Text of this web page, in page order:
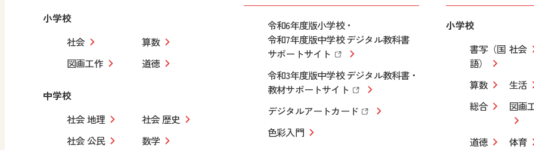
小学校
社会
算数
図画工作
道徳
中学校
社会 地理
社会 歴史
社会 公民
数学
令和6年度版小学校・
令和7年度版中学校 デジタル教科書
サポートサイト
令和3年度版中学校 デジタル教科書・
教材サポートサイト
デジタルアートカード
色彩入門
小学校
書写（国
語）
社会
算数
生活
総合
図画
道徳 体育